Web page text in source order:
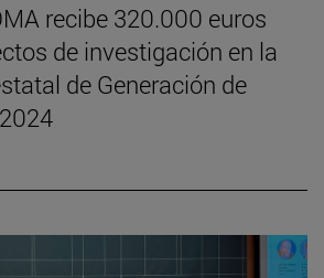
recibe 320.000 euros
de investigación en la
de Generación de